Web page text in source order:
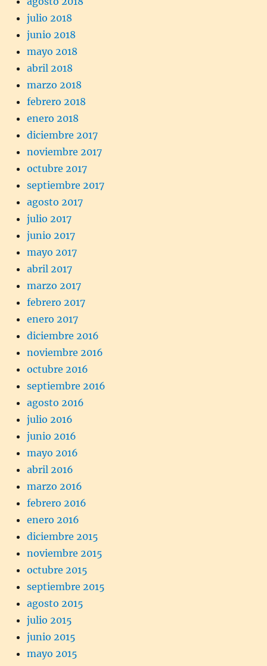
julio 2018
junio 2018
mayo 2018
abril 2018
marzo 2018
febrero 2018
enero 2018
diciembre 2017
noviembre 2017
octubre 2017
septiembre 2017
agosto 2017
julio 2017
junio 2017
mayo 2017
abril 2017
marzo 2017
febrero 2017
enero 2017
diciembre 2016
noviembre 2016
octubre 2016
septiembre 2016
agosto 2016
julio 2016
junio 2016
mayo 2016
abril 2016
marzo 2016
febrero 2016
enero 2016
diciembre 2015
noviembre 2015
octubre 2015
septiembre 2015
agosto 2015
julio 2015
junio 2015
mayo 2015